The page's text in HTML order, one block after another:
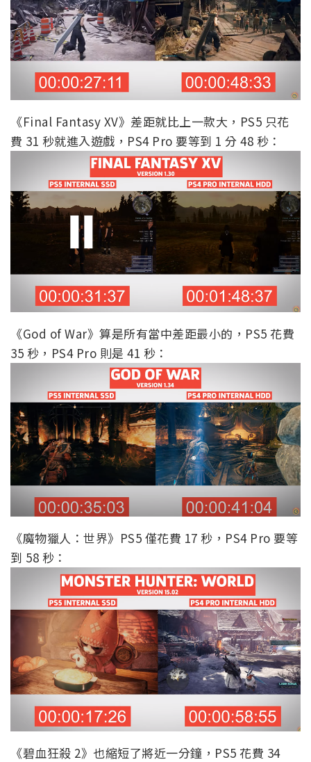
《Final Fantasy XV》差距就比上一款大，PS5 只花
費 31 秒就進入遊戲，PS4 Pro 要等到 1 分 48 秒：
《God of War》算是所有當中差距最小的，PS5 花費
35 秒，PS4 Pro 則是 41 秒：
《魔物獵人：世界》PS5 僅花費 17 秒，PS4 Pro 要等
到 58 秒：
《碧血狂殺 2》也縮短了將近一分鐘，PS5 花費 34